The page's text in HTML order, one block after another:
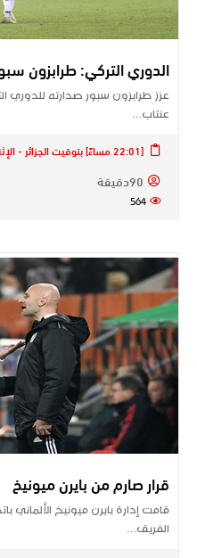
الدوري التركي: طرابزون
عزز ​طرابزون سبور​ صدارته
عنتاب​…
[22:01 مساءً] بتوقيت الجزائر - الإثنين 22 نوفمبر 2021
90دقيقة
564
قرار صارم من بايرن ميونيخ
قامت إدارة ​بايرن ميونيخ​ الألماني
الفريق…